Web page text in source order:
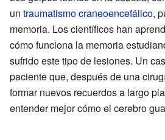
un traumatismo craneoencefálico,
memoria. Los científicos han
cómo funciona la memoria
sufrido este tipo de lesiones. Un
paciente que, después de una
formar nuevos recuerdos a largo
entender mejor cómo el cerebro